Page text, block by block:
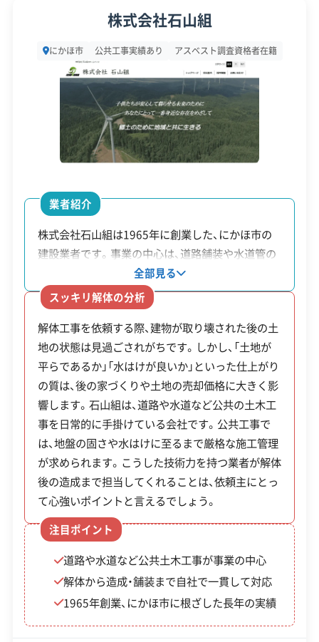
まれています。
にかほ市の街づくりは、TDKの発展と深く関わって
きました。昭和40年代から50年代にかけ、従業員の
ための鉄筋コンクリート造（RC造）の中層社宅や寮
が市内に数多く建てられました。これらの建物が
います。
例えば、市は旧TDK社員寮「快明寮」の解体後の土地
利用について、民間企業と連携した再開発を検討し
ており、これは単なる解体工事ではなく、街の機能
を新しくする大きな動きです。
この流れは、解体業者にも特別な技術を要求しま
す。一般的な木造家屋の解体とは違い、①昭和の建
物に多いアスベスト（石綿）への厳格な対策、②数千
トンにもなるコンクリート殻を適切に処理できる
処分場ルートの確保、③市の環境方針に沿った施工
方法の提案、といった専門的な対応力が不可欠で
解体工事・空き家対策の補助金
にかほ市には、倒壊の危険があると認定された
保有資格(9)
建設業許可 解体工事業登録
産業廃棄物収集運搬業許可
産業廃棄物処分業許可
石綿作業主任者
建築物石綿含有建材調査者
解体工事施工技士
1級土木施工管理技士
1級建設機械施工管理技士
安全対策・リスク管理
工事賠償責任保険 違反歴なし 表彰・受賞
現場清掃
ISO認証
電子マニフェスト 地域貢献・ボランティア
顧客対応・サービス(17)
自社ホームページ 無料見積もり 不要品回収
不要品買取
不動産取引
補助金・助成金申請 土地活用
滅失登記
建設リサイクル届
近隣挨拶
翌営業日連絡
クレジットカード
解体ローン SNS 土対応
日祝対応
※項目にカーソルを合わせると詳細な説明が表示されます。
株式会社石山組
にかほ市 公共工事実績あり アスベスト調査資格者在籍
業者紹介
株式会社石山組は1965年に創業した、にかほ市の
建設業者です。事業の中心は、道路舗装や水道管の
敷設といった公共の土木工事です。そのため単に建
物を解体するだけでなく、その後の土地活用を見据
えた造成工事を得意としています。特に、解体後の
土地売却を予定している場合、公共工事で求められ
る水準で土地を整えてもらえる点は安心材料にな
ります。解体から造成まで一貫して依頼できる業者
です。
全部見る
スッキリ解体の分析
解体工事を依頼する際、建物が取り壊された後の土
地の状態は見過ごされがちです。しかし、「土地が
平らであるか」「水はけが良いか」といった仕上がり
の質は、後の家づくりや土地の売却価格に大きく影
響します。石山組は、道路や水道など公共の土木工
事を日常的に手掛けている会社です。公共工事で
は、地盤の固さや水はけに至るまで厳格な施工管理
が求められます。こうした技術力を持つ業者が解体
後の造成まで担当してくれることは、依頼主にとっ
て心強いポイントと言えるでしょう。
注目ポイント
道路や水道など公共土木工事が事業の中心
解体から造成・舗装まで自社で一貫して対応
1965年創業、にかほ市に根ざした長年の実績